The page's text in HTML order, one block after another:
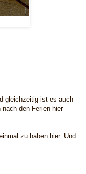
gleichzeitig ist es auch
den Ferien hier
zu haben hier. Und